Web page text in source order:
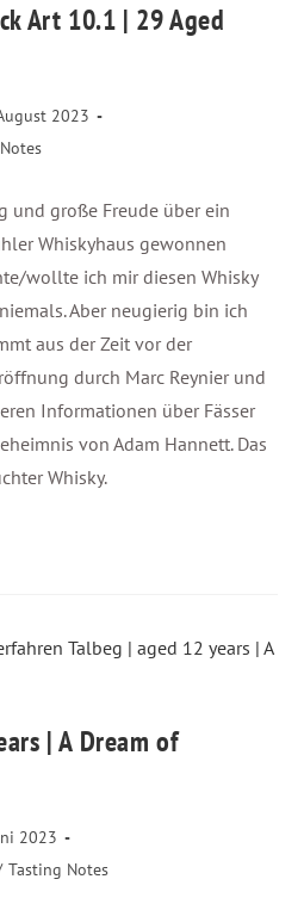
Art 10.1 | 29 Aged
2023
und große Freude über ein
Whiskyhaus gewonnen
wollte ich mir diesen Whisky
Aber neugierig bin ich
aus der Zeit vor der
durch Marc Reynier und
Informationen über Fässer
von Adam Hannett. Das
Whisky.
| A Dream of
2023
Tasting Notes